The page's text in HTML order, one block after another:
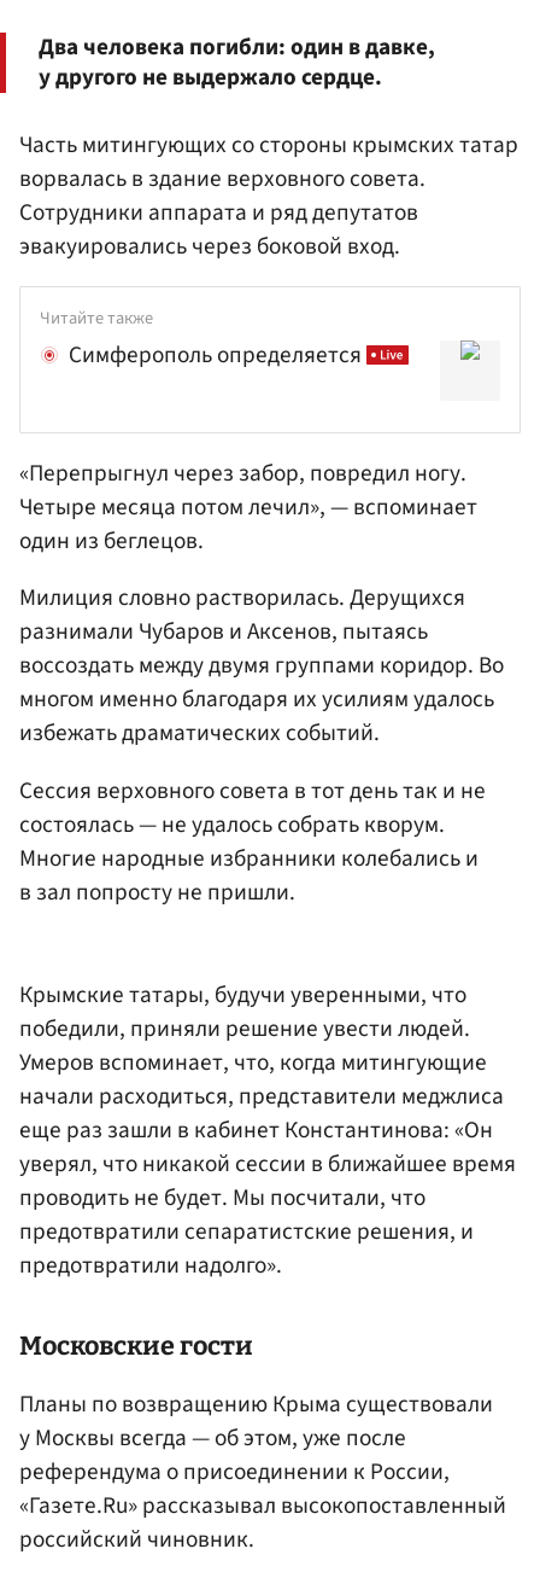
Два человека погибли: один в давке,
у другого не выдержало сердце.
Часть митингующих со стороны крымских татар
ворвалась в здание верховного совета.
Сотрудники аппарата и ряд депутатов
эвакуировались через боковой вход.
Читайте также
Симферополь определяется
«Перепрыгнул через забор, повредил ногу.
Четыре месяца потом лечил», — вспоминает
один из беглецов.
Милиция словно растворилась. Дерущихся
разнимали Чубаров и Аксенов, пытаясь
воссоздать между двумя группами коридор. Во
многом именно благодаря их усилиям удалось
избежать драматических событий.
Сессия верховного совета в тот день так и не
состоялась — не удалось собрать кворум.
Многие народные избранники колебались и
в зал попросту не пришли.
Крымские татары, будучи уверенными, что
победили, приняли решение увести людей.
Умеров вспоминает, что, когда митингующие
начали расходиться, представители меджлиса
еще раз зашли в кабинет Константинова: «Он
уверял, что никакой сессии в ближайшее время
проводить не будет. Мы посчитали, что
предотвратили сепаратистские решения, и
предотвратили надолго».
Московские гости
Планы по возвращению Крыма существовали
у Москвы всегда — об этом, уже после
референдума о присоединении к России,
«Газете.Ru» рассказывал высокопоставленный
российский чиновник.